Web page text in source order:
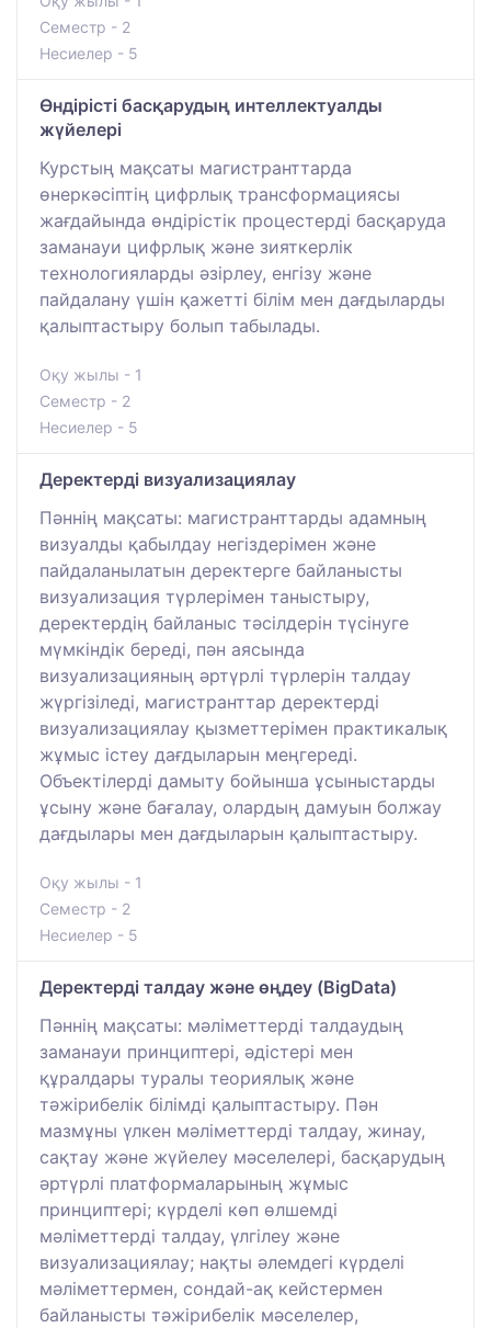
Семестр - 2
Несиелер - 5
Өндірісті басқарудың интеллектуалды
жүйелері
Курстың мақсаты магистранттарда
өнеркәсіптің цифрлық трансформациясы
жағдайында өндірістік процестерді басқаруда
заманауи цифрлық және зияткерлік
технологияларды әзірлеу, енгізу және
пайдалану үшін қажетті білім мен дағдыларды
қалыптастыру болып табылады.
Оқу жылы - 1
Семестр - 2
Несиелер - 5
Деректерді визуализациялау
Пәннің мақсаты: магистранттарды адамның
визуалды қабылдау негіздерімен және
пайдаланылатын деректерге байланысты
визуализация түрлерімен таныстыру,
деректердің байланыс тәсілдерін түсінуге
мүмкіндік береді, пән аясында
визуализацияның әртүрлі түрлерін талдау
жүргізіледі, магистранттар деректерді
визуализациялау қызметтерімен практикалық
жұмыс істеу дағдыларын меңгереді.
Объектілерді дамыту бойынша ұсыныстарды
ұсыну және бағалау, олардың дамуын болжау
дағдылары мен дағдыларын қалыптастыру.
Оқу жылы - 1
Семестр - 2
Несиелер - 5
Деректерді талдау және өңдеу (BigData)
Пәннің мақсаты: мәліметтерді талдаудың
заманауи принциптері, әдістері мен
құралдары туралы теориялық және
тәжірибелік білімді қалыптастыру. Пән
мазмұны үлкен мәліметтерді талдау, жинау,
сақтау және жүйелеу мәселелері, басқарудың
әртүрлі платформаларының жұмыс
принциптері; күрделі көп өлшемді
мәліметтерді талдау, үлгілеу және
визуализациялау; нақты әлемдегі күрделі
мәліметтермен, сондай-ақ кейстермен
байланысты тәжірибелік мәселелер,